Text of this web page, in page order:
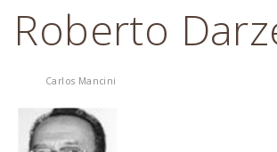
Roberto
Carlos Mancini